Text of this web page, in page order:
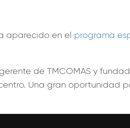
aparecido en el programa
de TMCOMAS y
Una gran